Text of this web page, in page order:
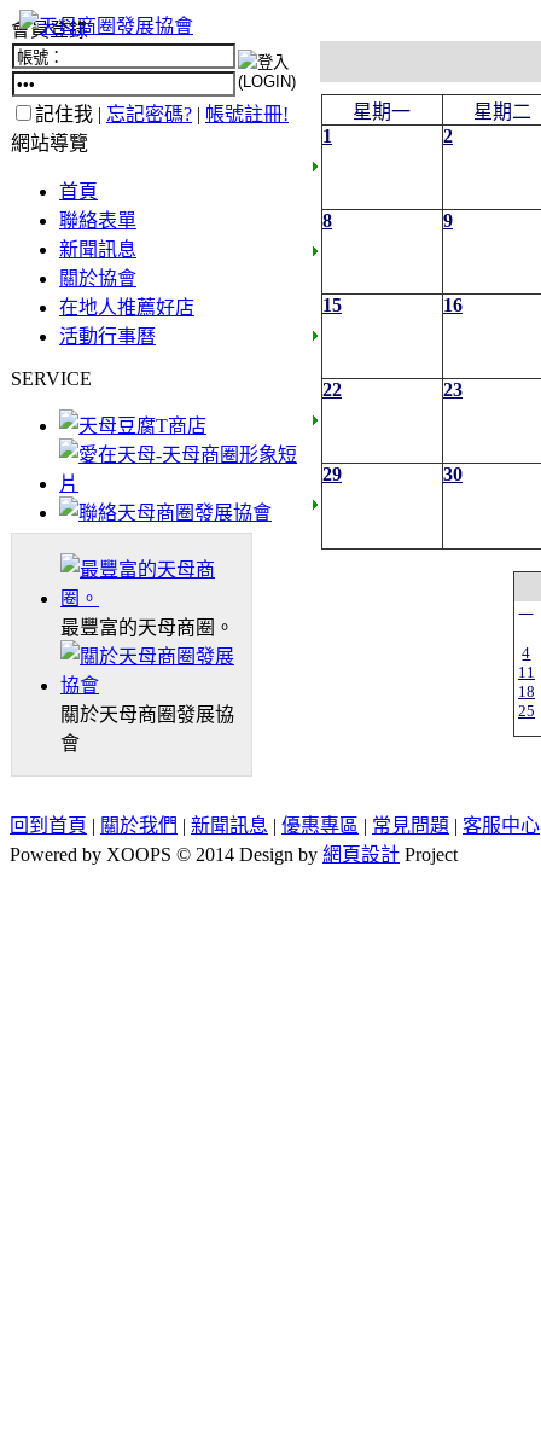
會員登錄
記住我 | 忘記密碼? | 帳號註冊!
網站導覽
首頁
聯絡表單
新聞訊息
關於協會
在地人推薦好店
活動行事曆
SERVICE
最豐富的天母商圈。
關於天母商圈發展協
會
星期一
星期二
1
2
8 9
15 16
22 23
29 30
一
4
11
18
25
回到首頁 | 關於我們 | 新聞訊息 | 優惠專區 | 常見問題 | 客服中心
Powered by XOOPS © 2014 Design by 網頁設計 Project